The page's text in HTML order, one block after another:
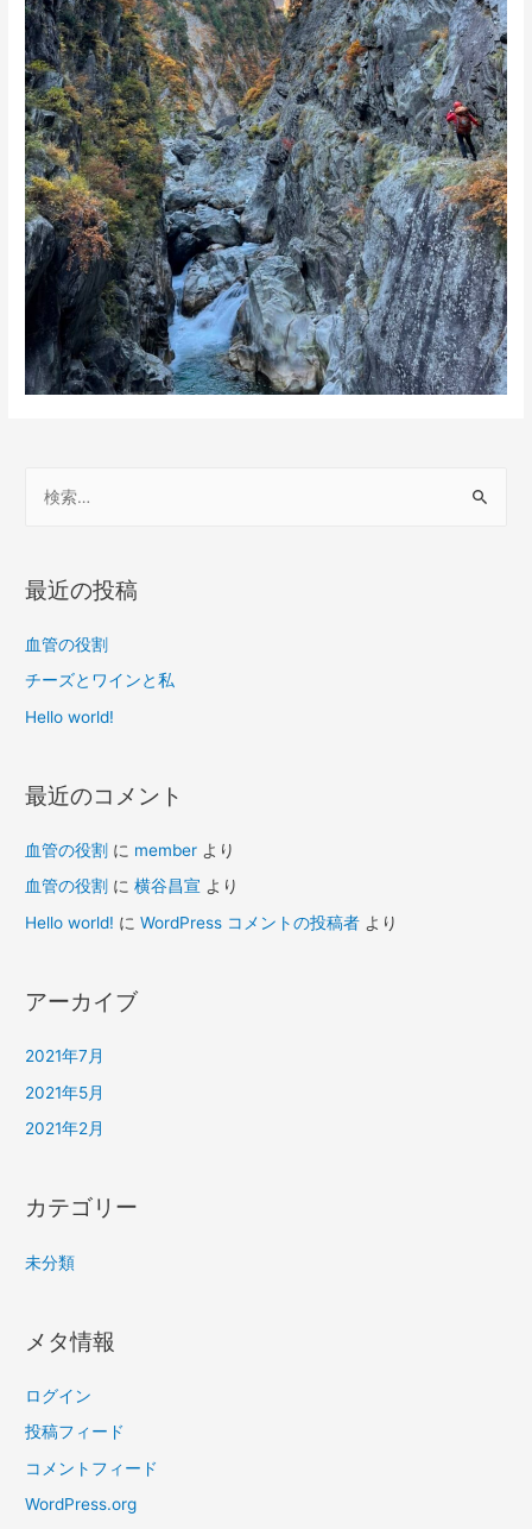
最近の投稿
血管の役割
チーズとワインと私
Hello world!
最近のコメント
血管の役割 に member より
血管の役割 に横谷昌宣 より
Hello world! にWordPress コメントの投稿者 より
アーカイブ
2021年7月
2021年5月
2021年2月
カテゴリー
未分類
メタ情報
ログイン
投稿フィード
コメントフィード
WordPress.org